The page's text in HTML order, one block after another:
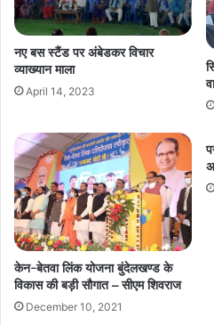
नए बस स्टैंड पर अंबेडकर विचार
व्याख्यान माला
April 14, 2023
केन-बेतवा लिंक योजना बुंदेलखण्ड के
विकास की बड़ी सौगात – सीएम शिवराज
December 10, 2021